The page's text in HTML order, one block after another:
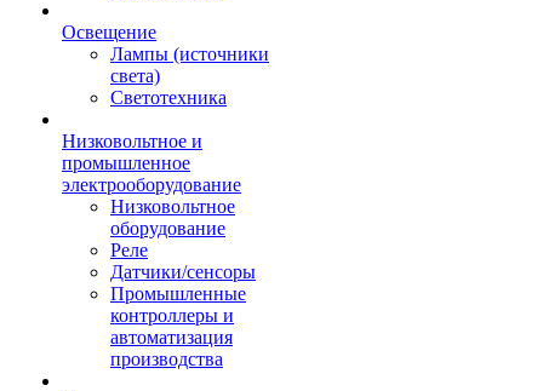
Освещение
Лампы (источники
света)
Светотехника
Низковольтное и
промышленное
электрооборудование
Низковольтное
оборудование
Реле
Датчики/сенсоры
Промышленные
контроллеры и
автоматизация
производства